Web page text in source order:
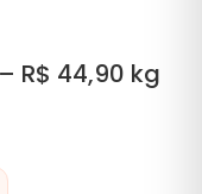
R$ 44,90 kg